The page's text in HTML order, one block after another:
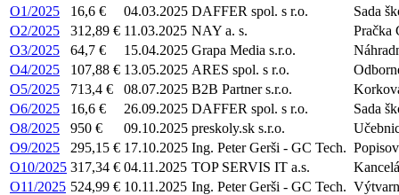
O1/2025
16,6 € 04.03.2025 DAFFER spol. s r.o.
Sada
O2/2025
312,89 € 11.03.2025 NAY a. s.
Pračka
O3/2025
64,7 € 15.04.2025 Grapa Media s.r.o.
O4/2025
107,88 € 13.05.2025 ARES spol. s r.o.
O5/2025
713,4 € 08.07.2025 B2B Partner s.r.o.
O6/2025
16,6 € 26.09.2025 DAFFER spol. s r.o.
Sada
O8/2025
950 € 09.10.2025 preskoly.sk s.r.o.
O9/2025
295,15 € 17.10.2025 Ing. Peter Gerši - GC Tech.
O10/2025 317,34 € 04.11.2025 TOP SERVIS IT a.s.
O11/2025 524,99 € 10.11.2025 Ing. Peter Gerši - GC Tech.